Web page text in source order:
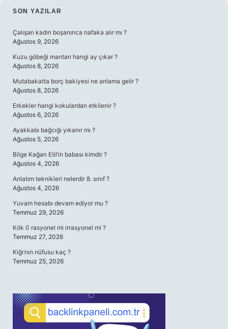
SIDEBAR
SON YAZILAR
Çalışan kadın boşanınca nafaka alır mı ?
Ağustos 9, 2026
Kuzu göbeği mantarı hangi ay çıkar ?
Ağustos 8, 2026
Mutabakatta borç bakiyesi ne anlama gelir ?
Ağustos 8, 2026
Erkekler hangi kokulardan etkilenir ?
Ağustos 6, 2026
Ayakkabı bağcığı yıkanır mı ?
Ağustos 5, 2026
Bilge Kağan Etil’in babası kimdir ?
Ağustos 4, 2026
Anlatım teknikleri nelerdir 8. sınıf ?
Ağustos 4, 2026
Yuvam hesabı devam ediyor mu ?
Temmuz 29, 2026
Kök 0 rasyonel mi irrasyonel mi ?
Temmuz 27, 2026
Kiğı’nın nüfusu kaç ?
Temmuz 25, 2026